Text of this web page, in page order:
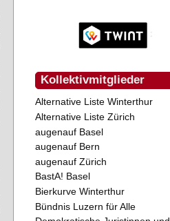
Kollektivmitglieder
Alternative Liste Winterthur
Alternative Liste Zürich
augenauf Basel
augenauf Bern
augenauf Zürich
BastA! Basel
Bierkurve Winterthur
Bündnis Luzern für Alle